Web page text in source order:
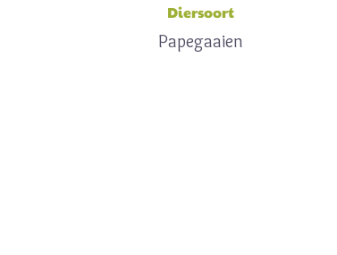
Diersoort
Papegaaien